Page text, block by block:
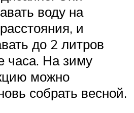
воду на
и
до 2 литров
часа. На зиму
можно
собрать весной.